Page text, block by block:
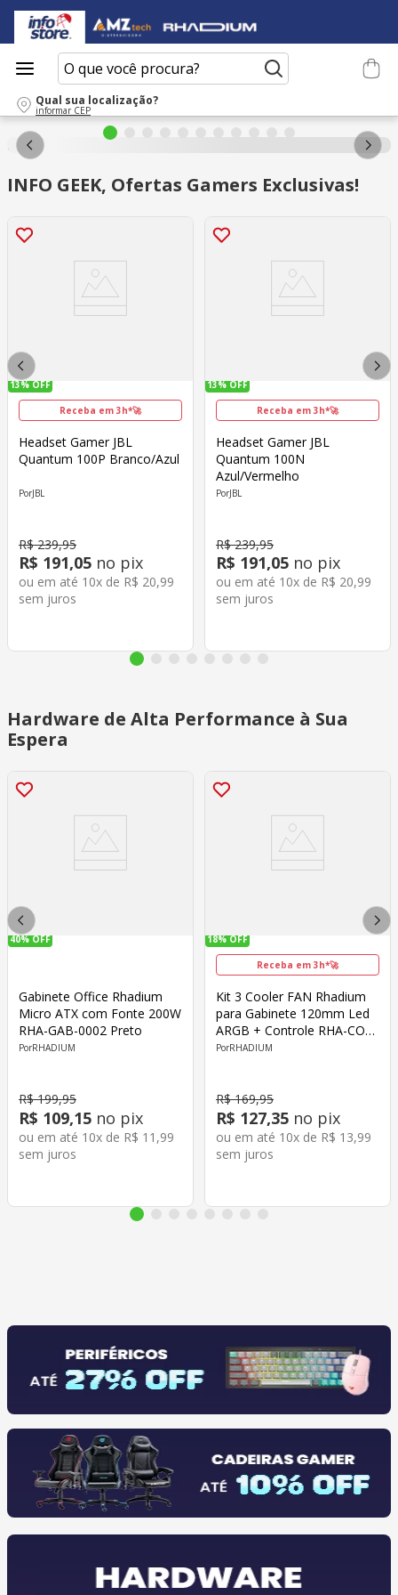
O que você procura?
Qual sua localização?
informar CEP
INFO GEEK, Ofertas Gamers Exclusivas!
13%OFF
Receba em 3h*🚀
Headset Gamer JBL
Quantum 100P Branco/Azul
JBL
R$ 239,95
R$ 191,05 no pix
ou em até 10x de R$ 20,99
sem juros
13%OFF
Receba em 3h*🚀
Headset Gamer JBL
Quantum 100N
Azul/Vermelho
JBL
R$ 239,95
R$ 191,05 no pix
ou em até 10x de R$ 20,99
sem juros
Hardware de Alta Performance à Sua
Espera
40%OFF
Gabinete Office Rhadium
Micro ATX com Fonte 200W
RHA-GAB-0002 Preto
RHADIUM
R$ 199,95
R$ 109,15 no pix
ou em até 10x de R$ 11 ,99
sem juros
18%OFF
Receba em 3h*🚀
Kit 3 Cooler FAN Rhadium
para Gabinete 120mm Led
ARGB + Controle RHA-COO-
0002 Preto
RHADIUM
R$ 169,95
R$ 127,35 no pix
ou em até 10x de R$ 13,99
sem juros